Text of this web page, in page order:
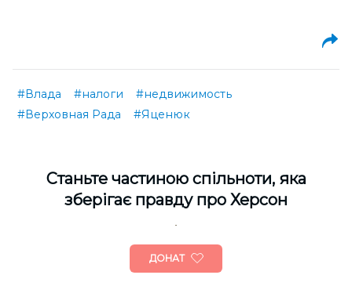
#Влада #налоги
#недвижимость
#Верховная Рада
#Яценюк
Cтаньте частиною спільноти, яка
зберігає правду про Херсон
ДОНАТ